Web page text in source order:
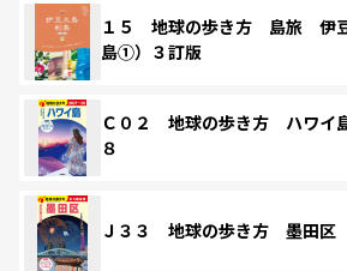
１５ 地球の歩き方 島旅 伊
島①）３訂版
Ｃ０２ 地球の歩き方 ハワイ
８
Ｊ３３ 地球の歩き方 墨田区